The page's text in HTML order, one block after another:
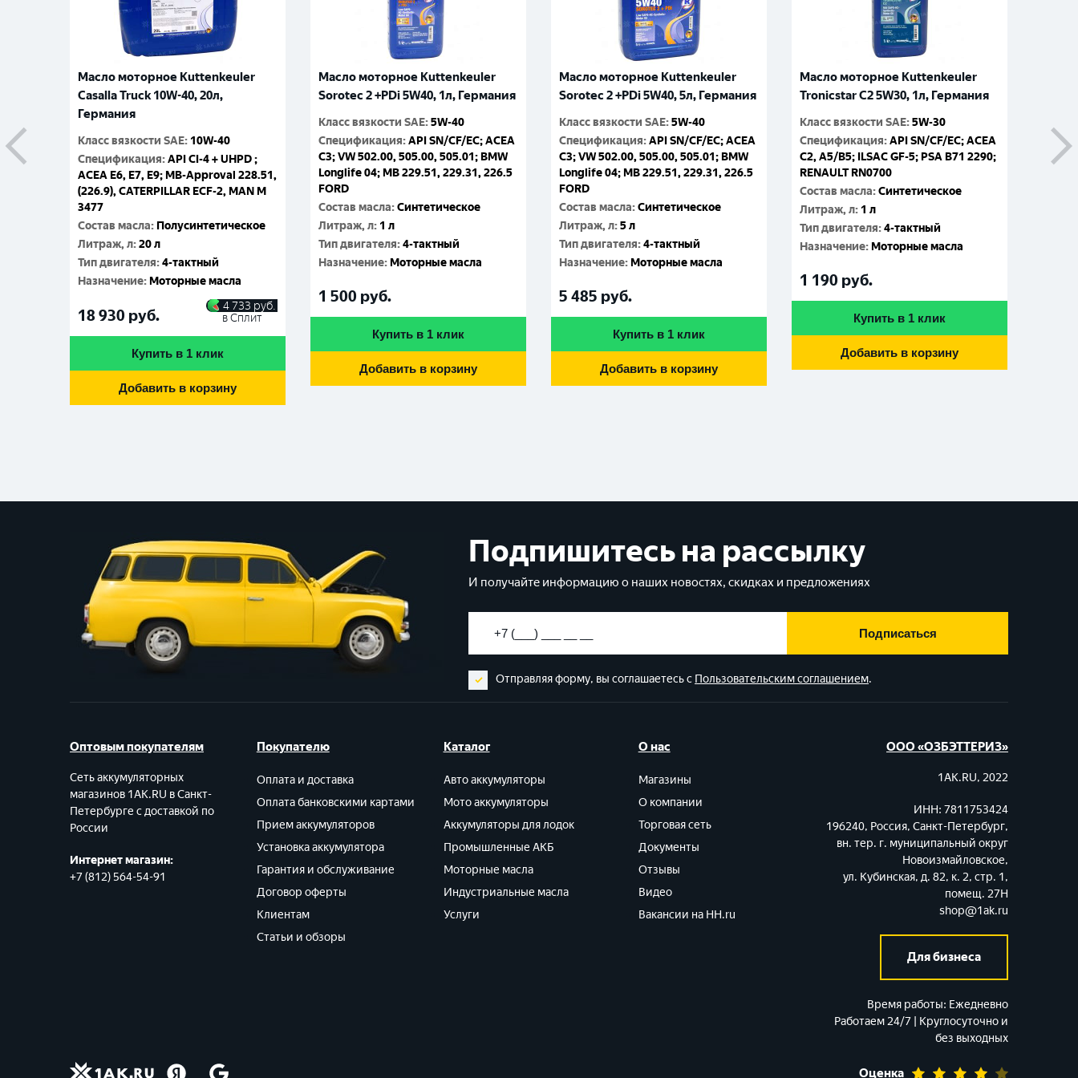
Масло моторное Kuttenkeuler
Casalla Truck 10W-40, 20л,
Германия
Класс вязкости SAE: 10W-40
Спецификация:API CI-4 + UHPD ;
ACEA E6, E7, E9; MB-Approval 228.51,
(226.9), CATERPILLAR ECF-2, MAN M
3477
Состав масла: Полусинтетическое
Литраж, л:20 л
Тип двигателя:4-тактный
Назначение: Моторные масла
18 930 руб.
4 733 руб.
в Сплит
Купить в 1 клик
Добавить в корзину
Масло моторное Kuttenkeuler
Sorotec 2 +PDi 5W40, 1л, Германия
Класс вязкости SAE:5W-40
Спецификация:API SN/CF/EC; ACEA
C3; VW 502.00, 505.00, 505.01; BMW
Longlife 04; MB 229.51, 229.31, 226.5
FORD
Состав масла:Синтетическое
Литраж, л: 1 л
Тип двигателя:4-тактный
Назначение: Моторные масла
1 500 руб.
Купить в 1 клик
Добавить в корзину
Масло моторное Kuttenkeuler
Sorotec 2 +PDi 5W40, 5л, Германия
Класс вязкости SAE:5W-40
Спецификация:API SN/CF/EC; ACEA
C3; VW 502.00, 505.00, 505.01; BMW
Longlife 04; MB 229.51, 229.31, 226.5
FORD
Состав масла:Синтетическое
Литраж, л:5 л
Тип двигателя:4-тактный
Назначение: Моторные масла
5 485 руб.
Купить в 1 клик
Добавить в корзину
Масло моторное Kuttenkeuler
Tronicstar C2 5W30, 1л, Германия
Класс вязкости SAE:5W-30
Спецификация:API SN/CF/EC; ACEA
C2, A5/B5; ILSAC GF-5; PSA B71 2290;
RENAULT RN0700
Состав масла:Синтетическое
Литраж, л: 1 л
Тип двигателя:4-тактный
Назначение: Моторные масла
1 190 руб.
Купить в 1 клик
Добавить в корзину
C2,
Подпишитесь на рассылку
И получайте информацию о наших новостях, скидках и предложениях
Подписаться
Отправляя форму, вы соглашаетесь с Пользовательским соглашением.
Оптовым покупателям
Сеть аккумуляторных
магазинов 1AK.RU в Санкт-
Петербурге с доставкой по
России
Интернет магазин:
+7 (812) 564-54-91
Покупателю
Оплата и доставка
Оплата банковскими картами
Прием аккумуляторов
Установка аккумулятора
Гарантия и обслуживание
Договор оферты
Клиентам
Статьи и обзоры
Каталог
Авто аккумуляторы
Мото аккумуляторы
Аккумуляторы для лодок
Промышленные АКБ
Моторные масла
Индустриальные масла
Услуги
О нас
Магазины
О компании
Торговая сеть
Документы
Отзывы
Видео
Вакансии на HH.ru
ООО «ОЗБЭТТЕРИЗ»
1AK.RU, 2022
ИНН: 7811753424
196240, Россия, Санкт-Петербург,
вн. тер. г. муниципальный округ
Новоизмайловское,
ул. Кубинская, д. 82, к. 2, стр. 1,
помещ. 27Н
shop@1ak.ru
Для бизнеса
Время работы: Ежедневно
Работаем 24/7 | Круглосуточно и
без выходных
Оценка